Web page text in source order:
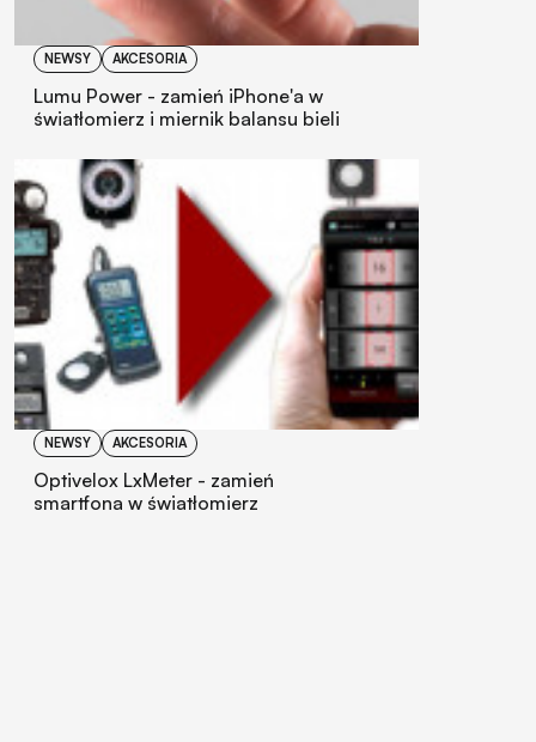
NEWSY AKCESORIA
Lumu Power - zamień iPhone'a w
światłomierz i miernik balansu bieli
NEWSY AKCESORIA
Optivelox LxMeter - zamień
smartfona w światłomierz